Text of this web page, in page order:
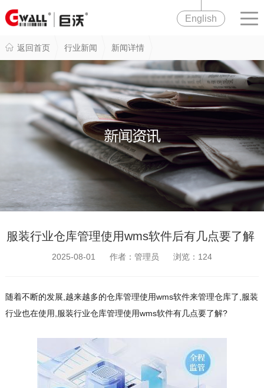
English
返回首页 行业新闻 新闻详情
服装行业仓库管理使用wms软件后有几点要了解
2025-08-01 作者：管理员 浏览： 124
随着不断的发展,越来越多的仓库管理使用wms软件来管理仓库了,服装
行业也在使用,服装行业仓库管理使用wms软件有几点要了解?